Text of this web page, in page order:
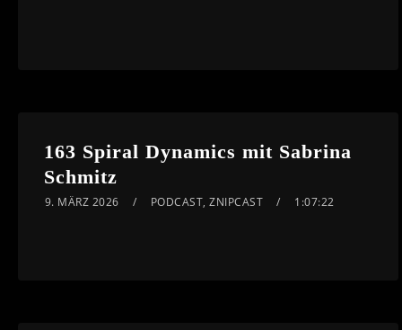
163 Spiral Dynamics mit Sabrina
Schmitz
9. MÄRZ 2026 PODCAST,ZNIPCAST 1:07:22